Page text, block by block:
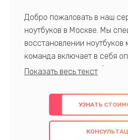
Добро пожаловать в наш
ноутбуков в Москве. Мы
восстановлении ноутбуков
команда включает в себя
профессионалов с
предлагаем быстрый и
использованием
также гарантируем
проведенных работ. Наша
УЗНАТЬ